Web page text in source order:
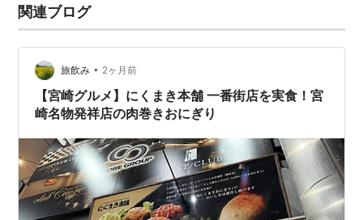
関連ブログ
旅飲み • 2ヶ月前
【宮崎グルメ】にくまき本舗 一番街店を実食！宮
崎名物発祥店の肉巻きおにぎり